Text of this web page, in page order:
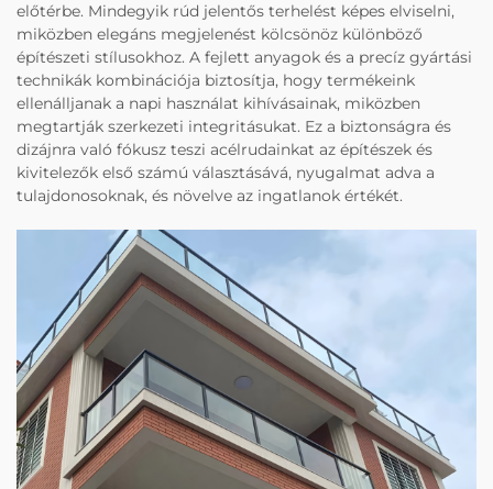
előtérbe. Mindegyik rúd jelentős terhelést képes elviselni,
miközben elegáns megjelenést kölcsönöz különböző
építészeti stílusokhoz. A fejlett anyagok és a precíz gyártási
technikák kombinációja biztosítja, hogy termékeink
ellenálljanak a napi használat kihívásainak, miközben
megtartják szerkezeti integritásukat. Ez a biztonságra és
dizájnra való fókusz teszi acélrudainkat az építészek és
kivitelezők első számú választásává, nyugalmat adva a
tulajdonosoknak, és növelve az ingatlanok értékét.